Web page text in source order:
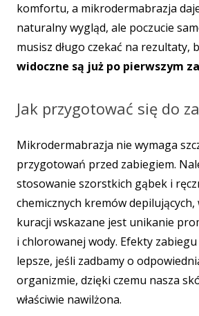
komfortu, a mikrodermabrazja
naturalny wygląd, ale poczucie
musisz długo czekać na rezultaty,
widoczne są już po pierwszym
Jak przygotować się do
Mikrodermabrazja nie wymaga
przygotowań przed zabiegiem.
stosowanie szorstkich gąbek i
chemicznych kremów depilujących,
kuracji wskazane jest unikanie
i chlorowanej wody. Efekty zabiegu
lepsze, jeśli zadbamy o
organizmie, dzięki czemu nasza
właściwie nawilżona.